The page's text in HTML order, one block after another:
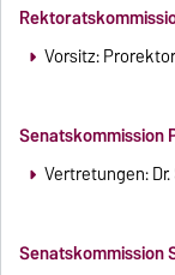
Vorsitz:
Senatskommission
Vertretungen:
Senatskommission